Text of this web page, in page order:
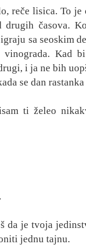
reče lisica. To je
časova.
sa seoskim
Kad
i ja ne bih
se dan
ti želeo
da je tvoja
ti jednu tajnu.